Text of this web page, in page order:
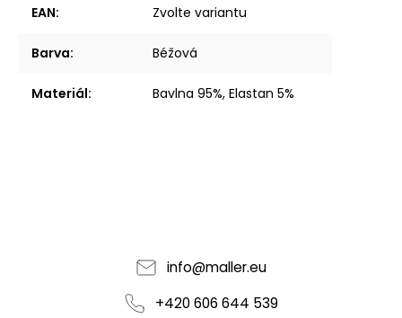
EAN: Zvolte variantu
Barva: Béžová
Materiál: Bavlna 95%, Elastan 5%
info@maller.eu
+420 606 644 539